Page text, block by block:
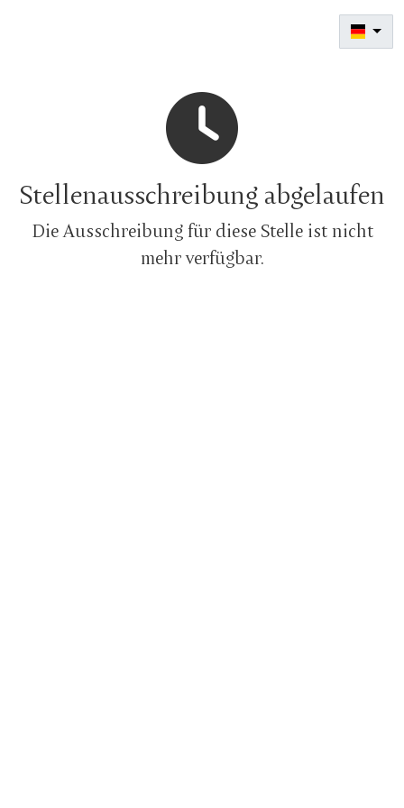
Stellenausschreibung abgelaufen
Die Ausschreibung für diese Stelle ist nicht
mehr verfügbar.